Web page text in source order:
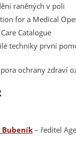
raněných v poli
for a Medical
Catalogue
techniky první
ochrany zdraví
VÝBOR
– ředitel